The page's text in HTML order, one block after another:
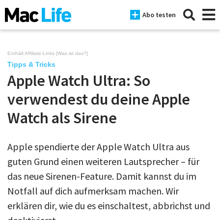
Abo testen
News
iPhone
Mac
iPad
Tests
Tipps
Magazine
Enthält Affiliate-Links [Was ist das?]
Tipps & Tricks
Apple Watch Ultra: So
verwendest du deine Apple
Watch als Sirene
Apple spendierte der Apple Watch Ultra aus
guten Grund einen weiteren Lautsprecher – für
das neue Sirenen-Feature. Damit kannst du im
Notfall auf dich aufmerksam machen. Wir
erklären dir, wie du es einschaltest, abbrichst und